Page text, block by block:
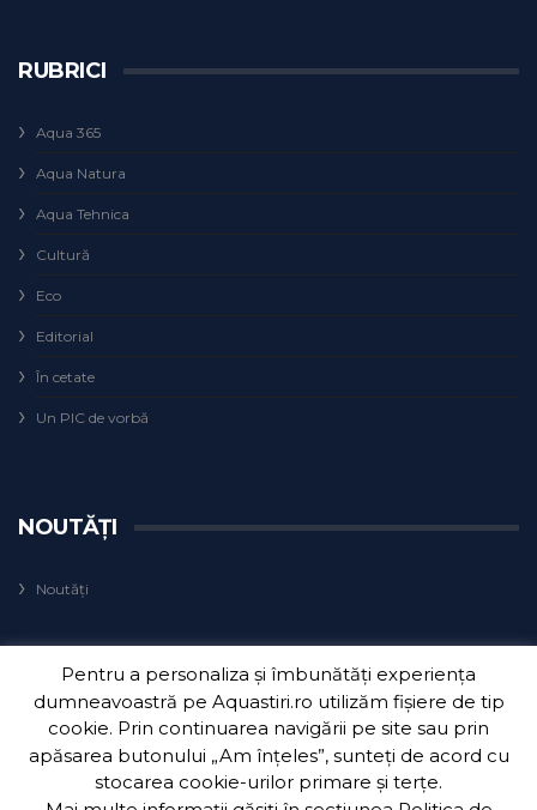
RUBRICI
Aqua 365
Aqua Natura
Aqua Tehnica
Cultură
Eco
Editorial
În cetate
Un PIC de vorbă
NOUTĂȚI
Noutăți
Copyright 2018 Aquatim S.A.| Dezvoltat de 3Waves Net
Pentru a personaliza și îmbunătăți experiența
dumneavoastră pe Aquastiri.ro utilizăm fișiere de tip
cookie. Prin continuarea navigării pe site sau prin
apăsarea butonului „Am înțeles”, sunteți de acord cu
stocarea cookie-urilor primare și terțe.